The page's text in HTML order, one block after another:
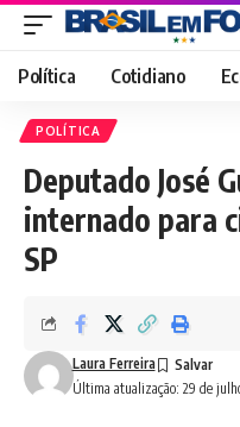
Política Cotidiano
POLÍTICA
Deputado José
internado para
SP
Última atualização: 29 de
Laura Ferreira